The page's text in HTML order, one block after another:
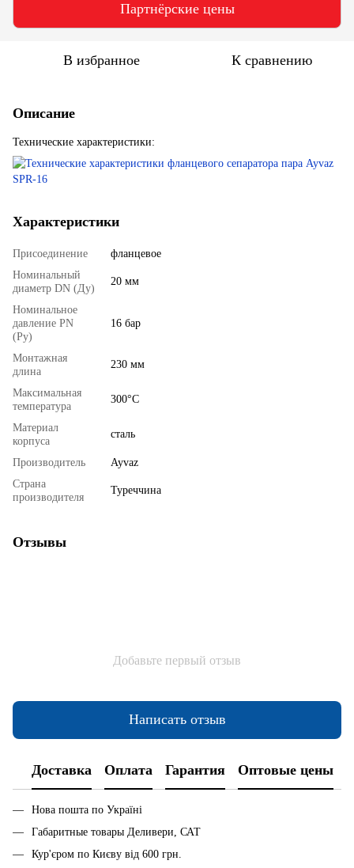
Партнёрские цены
В избранное К сравнению
Описание
Технические характеристики:
Характеристики
Присоединение
фланцевое
Номинальный
диаметр DN (Ду)
20 мм
Номинальное
давление PN
(Ру)
16 бар
Монтажная
длина
230 мм
Максимальная
температура
300°С
Материал
корпуса
сталь
Производитель
Ayvaz
Страна
производителя
Туреччина
Отзывы
Добавьте первый отзыв
Написать отзыв
Доставка Оплата Гарантия Оптовые цены
Нова пошта по Україні
Габаритные товары Деливери, САТ
Кур'єром по Києву від 600 грн.